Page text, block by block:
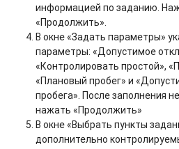
информацией по заданию.
«Продолжить».
В окне «Задать параметры»
параметры: «Допустимое
«Контролировать простой»,
«Плановый пробег» и
пробега». После заполнения
нажать «Продолжить»
В окне «Выбрать пункты
дополнительно